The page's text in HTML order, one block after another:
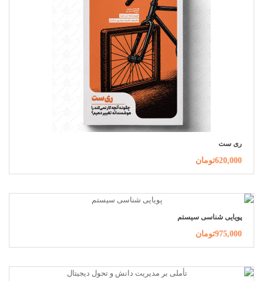
ری ست
620,000تومان
پویایی شناسی سیستم
975,000تومان